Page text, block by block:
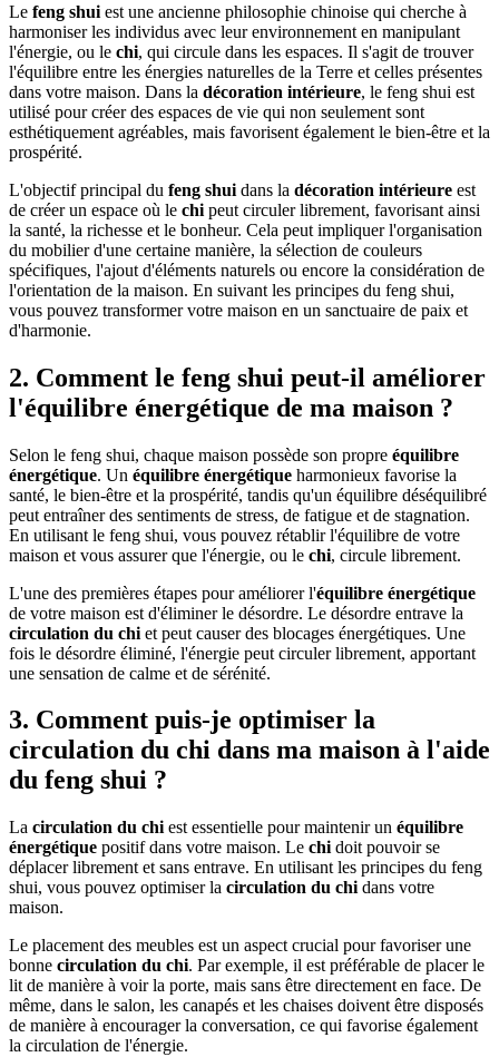
Le feng shui est une ancienne philosophie chinoise qui cherche à
harmoniser les individus avec leur environnement en manipulant
l'énergie, ou le chi, qui circule dans les espaces. Il s'agit de trouver
l'équilibre entre les énergies naturelles de la Terre et celles présentes
dans votre maison. Dans la décoration intérieure, le feng shui est
utilisé pour créer des espaces de vie qui non seulement sont
esthétiquement agréables, mais favorisent également le bien-être et la
prospérité.
L'objectif principal du feng shui dans la décoration intérieure est
de créer un espace où le chi peut circuler librement, favorisant ainsi
la santé, la richesse et le bonheur. Cela peut impliquer l'organisation
du mobilier d'une certaine manière, la sélection de couleurs
spécifiques, l'ajout d'éléments naturels ou encore la considération de
l'orientation de la maison. En suivant les principes du feng shui,
vous pouvez transformer votre maison en un sanctuaire de paix et
d'harmonie.
2. Comment le feng shui peut-il améliorer
l'équilibre énergétique de ma maison ?
Selon le feng shui, chaque maison possède son propre équilibre
énergétique. Un équilibre énergétique harmonieux favorise la
santé, le bien-être et la prospérité, tandis qu'un équilibre déséquilibré
peut entraîner des sentiments de stress, de fatigue et de stagnation.
En utilisant le feng shui, vous pouvez rétablir l'équilibre de votre
maison et vous assurer que l'énergie, ou le chi, circule librement.
L'une des premières étapes pour améliorer l'équilibre énergétique
de votre maison est d'éliminer le désordre. Le désordre entrave la
circulation du chi et peut causer des blocages énergétiques. Une
fois le désordre éliminé, l'énergie peut circuler librement, apportant
une sensation de calme et de sérénité.
3. Comment puis-je optimiser la
circulation du chi dans ma maison à l'aide
du feng shui ?
La circulation du chi est essentielle pour maintenir un équilibre
énergétique positif dans votre maison. Le chi doit pouvoir se
déplacer librement et sans entrave. En utilisant les principes du feng
shui, vous pouvez optimiser la circulation du chi dans votre
maison.
Le placement des meubles est un aspect crucial pour favoriser une
bonne circulation du chi. Par exemple, il est préférable de placer le
lit de manière à voir la porte, mais sans être directement en face. De
même, dans le salon, les canapés et les chaises doivent être disposés
de manière à encourager la conversation, ce qui favorise également
la circulation de l'énergie.